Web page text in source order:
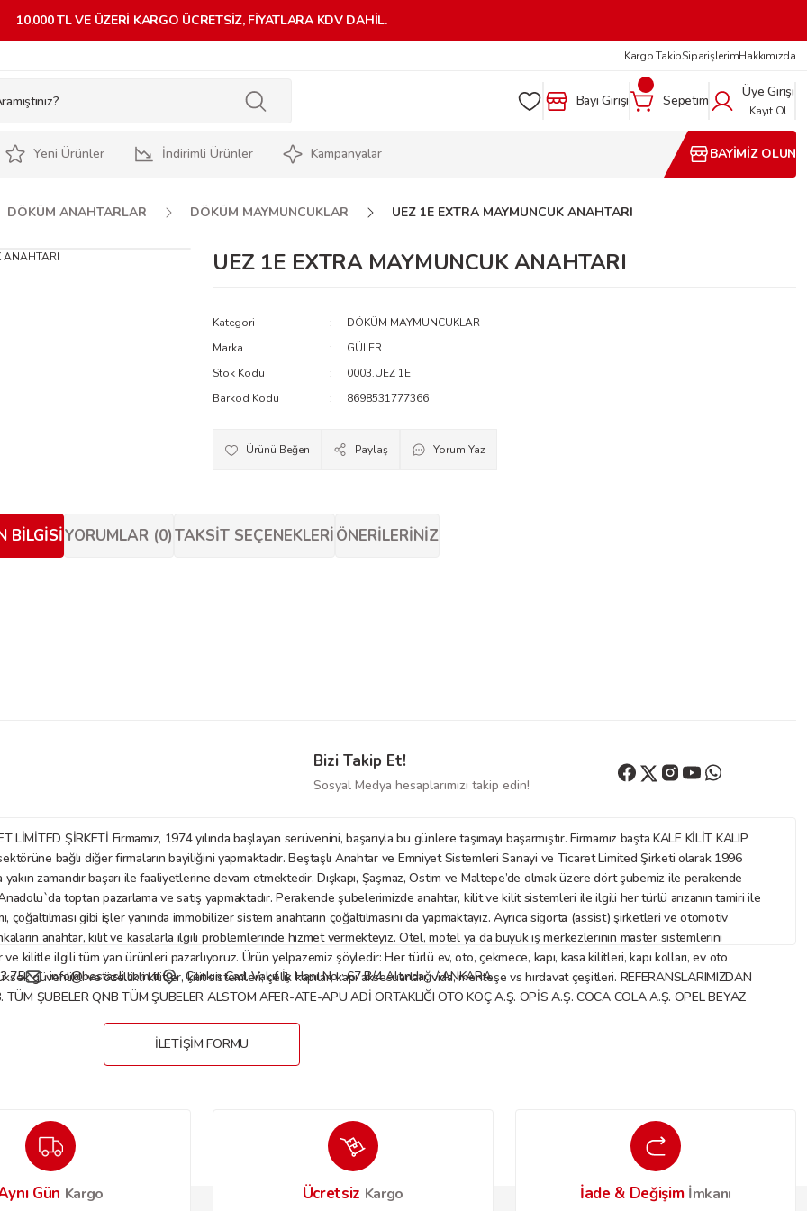
10.000 TL VE ÜZERİ KARGO ÜCRETSİZ, FİYATLARA KDV DAHİL.
Kargo TakipSiparişlerimHakkımızda
Bayi Girişi Sepetim
Üye Girişi
Kayıt Ol
Yeni Ürünler İndirimli Ürünler Kampanyalar BAYİMİZ OLUN
DÖKÜM ANAHTARLAR DÖKÜM MAYMUNCUKLAR UEZ 1E EXTRA MAYMUNCUK ANAHTARI
UEZ 1E EXTRA MAYMUNCUK ANAHTARI
Kategori
DÖKÜM MAYMUNCUKLAR
Marka
GÜLER
Stok Kodu
0003.UEZ 1E
Barkod Kodu
8698531777366
Paylaş Yorum Yaz
BILGISIYORUMLAR (0)TAKSIT SEÇENEKLERIÖNERILERINIZ
Gönder
Bizi Takip Et!
Sosyal Medya hesaplarımızı takip edin!
ŞİRKETİ Firmamız, 1974 yılında başlayan serüvenini, başarıyla bu günlere taşımayı başarmıştır. Firmamız başta KALE KİLİT KALIP
bağlı diğer firmaların bayiliğini yapmaktadır. Beştaşlı Anahtar ve Emniyet Sistemleri Sanayi ve Ticaret Limited Şirketi olarak 1996
zamandır başarı ile faaliyetlerine devam etmektedir. Dışkapı, Şaşmaz, Ostim ve Maltepe’de olmak üzere dört şubemiz ile perakende
toptan pazarlama ve satış yapmaktadır. Perakende şubelerimizde anahtar, kilit ve kilit sistemleri ile ilgili her türlü arızanın tamiri ile
çoğaltılması gibi işler yanında immobilizer sistem anahtarın çoğaltılmasını da yapmaktayız. Ayrıca sigorta (assist) şirketleri ve otomotiv
anahtar, kilit ve kasalarla ilgili problemlerinde hizmet vermekteyiz. Otel, motel ya da büyük iş merkezlerinin master sistemlerini
kilitle ilgili tüm yan ürünleri pazarlıyoruz. Ürün yelpazemiz şöyledir: Her türlü ev, oto, çekmece, kapı, kasa kilitleri, kapı kolları, ev oto
güvenlikli ve özellikli kilitler, kilit sistemleri; çelik kapılar, kapı aksesuarları, vida, menteşe vs hırdavat çeşitleri. REFERANSLARIMIZDAN
ŞUBELER QNB TÜM ŞUBELER ALSTOM AFER-ATE-APU ADİ ORTAKLIĞI OTO KOÇ A.Ş. OPİS A.Ş. COCA COLA A.Ş. OPEL BEYAZ
75 info@bestasli.com.tr Çankırı Cad. Vakıf İş Hanı No : 67 B/4 Altındağ / ANKARA
İLETİŞİM FORMU
Gün Kargo Ücretsiz Kargo İade & Değişim İmkanı